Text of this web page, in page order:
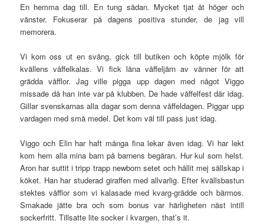
En hemma dag till. En tung sådan. Mycket tjat åt höger och
vänster. Fokuserar på dagens positiva stunder, de jag vill
memorera.
Vi kom oss ut en sväng, gick till butiken och köpte mjölk för
kvällens våffelkalas. Vi fick låna våffeljärn av vänner för att
grädda våfflor. Jag ville pigga upp dagen med något Viggo
missade då han inte var på klubben. De hade våffelfest där idag.
Gillar svenskarnas alla dagar som denna våffeldagen. Piggar upp
vardagen med små medel. Det kom väl till pass just idag.
Viggo och Elin har haft många fina lekar även idag. Vi har lekt
kom hem alla mina barn på barnens begäran. Hur kul som helst.
Aron har suttit i tripp trapp newborn setet och hållit mej sällskap i
köket. Han har studerad giraffen med allvarlig. Efter kvällsbastun
stektes våfflor som vi kalasade med kvarg-grädde och bärmos.
Smakade jätte bra och som bonus var härligheten näst intill
sockerfritt. Tillsatte lite socker i kvargen, that’s it.